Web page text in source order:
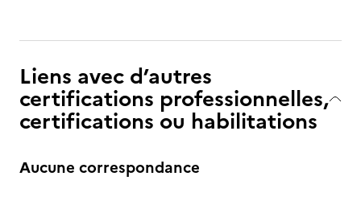
Liens avec d’autres
certifications professionnelles,
certifications ou habilitations
Aucune correspondance